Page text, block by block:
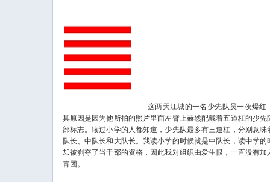
这两天江城的一名少先队员一夜爆红
其原因是因为他所拍的照片里面左臂上赫然配戴着五道杠的少先
部标志。读过小学的人都知道，少先队最多有三道杠，分别意味
队长、中队长和大队长。我读小学的时候就是中队长，读中学的
却被剥夺了当干部的资格，因此我对组织由爱生恨，一直没有加
青团。